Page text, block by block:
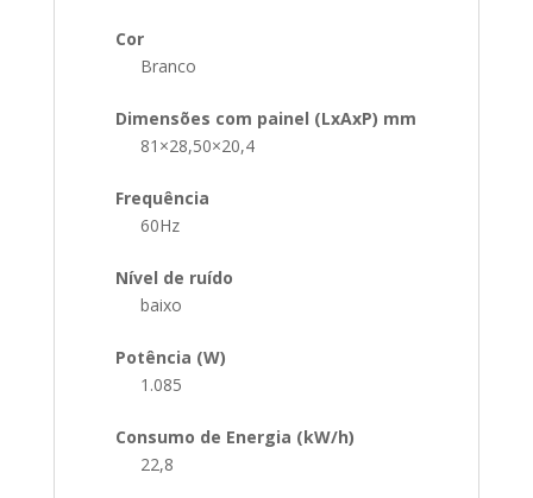
Cor
Branco
Dimensões com painel (LxAxP) mm
81×28,50×20,4
Frequência
60Hz
Nível de ruído
baixo
Potência (W)
1.085
Consumo de Energia (kW/h)
22,8